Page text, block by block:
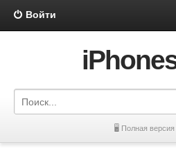
Войти
🖥 Полная версия